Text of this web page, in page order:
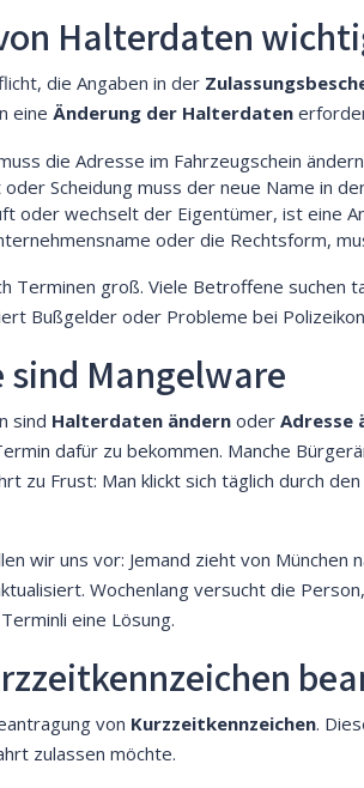
Halterdaten
die Angaben in der
eine Änderung der Halterdaten
die Adresse im Fahrzeugschein
Scheidung muss der neue Name in
oder wechselt der Eigentümer, ist eine
oder die Rechtsform,
Terminen groß. Viele Betroffene suchen
Bußgelder oder Probleme bei
sind Mangelware
sind Halterdaten ändern oder Adresse
dafür zu bekommen. Manche
zu Frust: Man klickt sich täglich durch
wir uns vor: Jemand zieht von
Wochenlang versucht die
eine Lösung.
von Kurzzeitkennzeichen.
zulassen möchte.